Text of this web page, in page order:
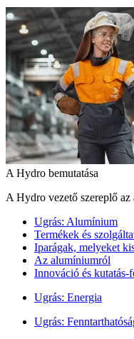
A Hydro bemutatása
A Hydro vezető szereplő
Ugrás: Alumínium
Termékek és
Iparágak, melyeket
Az alumíniumról
Innováció és kutatás-
Ugrás: Energia
Ugrás: